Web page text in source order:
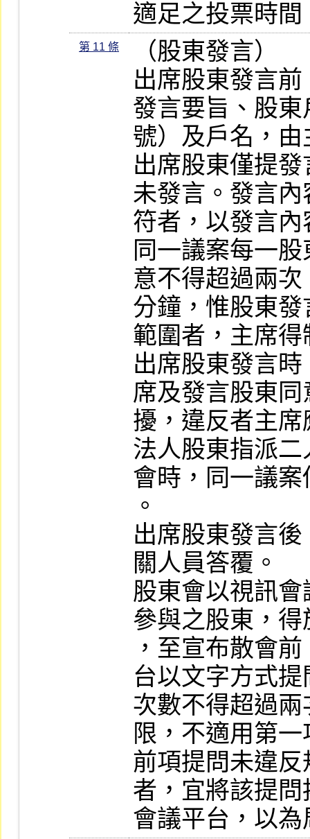
適足之投票時間
第 11 條
（股東發言）
出席股東發言
發言要旨、股
號）及戶名，
出席股東僅提
未發言。發言
符者，以發言內
同一議案每一
意不得超過兩
分鐘，惟股東
範圍者，主席
出席股東發言
席及發言股東
擾，違反者主
法人股東指派
會時，同一議
。
出席股東發言
關人員答覆。
股東會以視訊
參與之股東，
，至宣布散會
台以文字方式
次數不得超過
限，不適用第
前項提問未違
者，宜將該提
會議平台，以為